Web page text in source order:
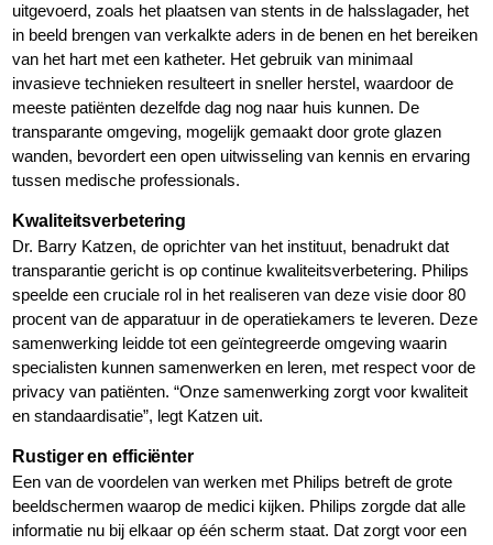
uitgevoerd, zoals het plaatsen van stents in de halsslagader, het
in beeld brengen van verkalkte aders in de benen en het bereiken
van het hart met een katheter. Het gebruik van minimaal
invasieve technieken resulteert in sneller herstel, waardoor de
meeste patiënten dezelfde dag nog naar huis kunnen. De
transparante omgeving, mogelijk gemaakt door grote glazen
wanden, bevordert een open uitwisseling van kennis en ervaring
tussen medische professionals.
Kwaliteitsverbetering
Dr. Barry Katzen, de oprichter van het instituut, benadrukt dat
transparantie gericht is op continue kwaliteitsverbetering. Philips
speelde een cruciale rol in het realiseren van deze visie door 80
procent van de apparatuur in de operatiekamers te leveren. Deze
samenwerking leidde tot een geïntegreerde omgeving waarin
specialisten kunnen samenwerken en leren, met respect voor de
privacy van patiënten. “Onze samenwerking zorgt voor kwaliteit
en standaardisatie”, legt Katzen uit.
Rustiger en efficiënter
Een van de voordelen van werken met Philips betreft de grote
beeldschermen waarop de medici kijken. Philips zorgde dat alle
informatie nu bij elkaar op één scherm staat. Dat zorgt voor een